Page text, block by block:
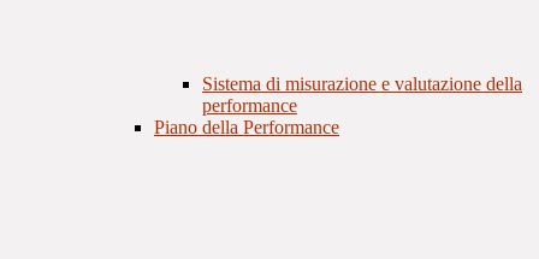
Sistema di misurazione e valutazione della
performance
Piano della Performance